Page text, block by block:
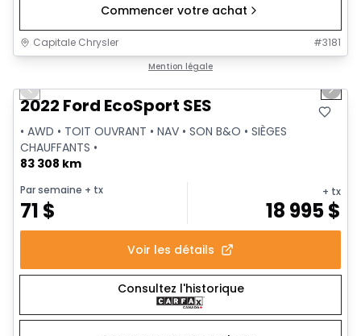
Commencer votre achat
Capitale Chrysler #3181
Mention légale
Vidéo disponible
Previous slide Next
2022 Ford EcoSport SES
• AWD • TOIT OUVRANT • NAV • SON B&O • SIÈGES
CHAUFFANTS •
83 308 km
Par semaine + tx
71 $
+ tx
18 995$
Voir les détails
Consultez l'historique